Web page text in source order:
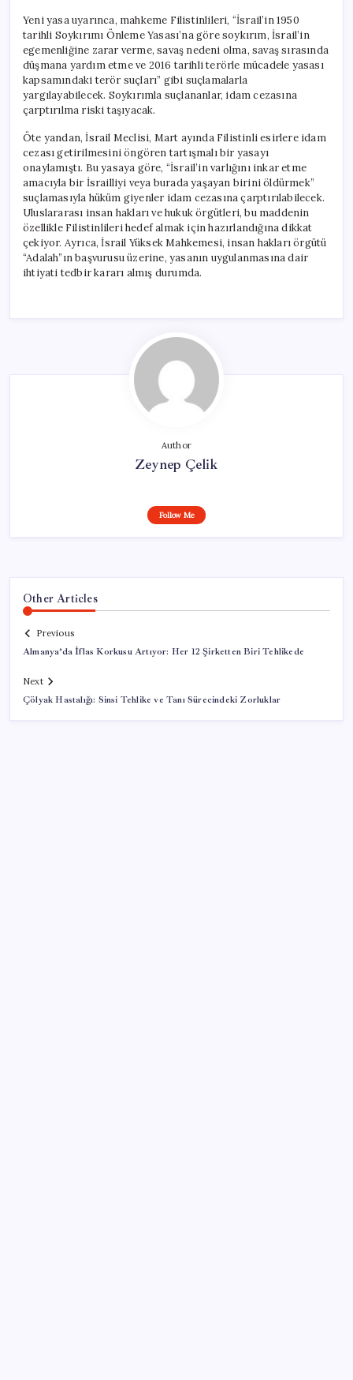
Yeni yasa uyarınca, mahkeme Filistinlileri, “İsrail’in 1950
tarihli Soykırımı Önleme Yasası’na göre soykırım, İsrail’in
egemenliğine zarar verme, savaş nedeni olma, savaş sırasında
düşmana yardım etme ve 2016 tarihli terörle mücadele yasası
kapsamındaki terör suçları” gibi suçlamalarla
yargılayabilecek. Soykırımla suçlananlar, idam cezasına
çarptırılma riski taşıyacak.
Öte yandan, İsrail Meclisi, Mart ayında Filistinli esirlere idam
cezası getirilmesini öngören tartışmalı bir yasayı
onaylamıştı. Bu yasaya göre, “İsrail’in varlığını inkar etme
amacıyla bir İsrailliyi veya burada yaşayan birini öldürmek”
suçlamasıyla hüküm giyenler idam cezasına çarptırılabilecek.
Uluslararası insan hakları ve hukuk örgütleri, bu maddenin
özellikle Filistinlileri hedef almak için hazırlandığına dikkat
çekiyor. Ayrıca, İsrail Yüksek Mahkemesi, insan hakları örgütü
“Adalah”ın başvurusu üzerine, yasanın uygulanmasına dair
ihtiyati tedbir kararı almış durumda.
Author
Zeynep Çelik
Follow Me
Other Articles
Previous
Almanya’da İflas Korkusu Artıyor: Her 12 Şirketten Biri Tehlikede
Next
Çölyak Hastalığı: Sinsi Tehlike ve Tanı Sürecindeki Zorluklar